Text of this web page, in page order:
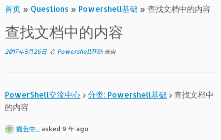
首页 » Questions » Powershell基础 » 查找文档中的内容
查找文档中的内容
2017年5月26日 在 Powershell基础 来自
PowerShell交流中心 › 分类: Powershell基础 › 查找文档中
的内容
痛苦中... asked 9 年 ago